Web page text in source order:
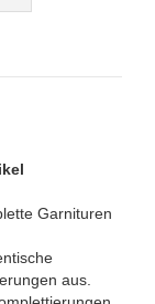
Garnituren
aus.